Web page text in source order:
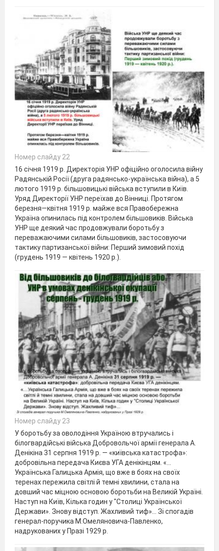
Номер слайду 22
16 січня 1919 р. Директорія УНР офіційно оголосила війну
Радянській Росії (друга радянсько-українська війна), а 5
лютого 1919 р. більшовицькі війська вступили в Київ.
Уряд Директорії УНР переїхав до Вінниці. Протягом
березня—квітня 1919 р. майже вся Правобережна
Україна опинилась під контролем більшовиків. Війська
УНР ще деякий час продовжували боротьбу з
переважаючими силами більшовиків, застосовуючи
тактику партизанської війни: Перший зимовий похід
(грудень 1919 — квітень 1920 p.).
Номер слайду 23
У боротьбу за оволодіння Україною втручались і
білогвардійські війська Добровольчої армії генерала А.
Денікіна 31 серпня 1919 р. — «київська катастрофа»:
добровільна передача Києва УГА денікінцям. «…
Українська Галицька Армія, що вже в боях на своїх
теренах пережила світлі й темні хвилини, стала на
довший час міцною основою боротьби на Великій Україні.
Наступ на Київ, Кілька годин у "Столиці Української
Держави». Знову відступ. Жахливий тиф»... Зі спогадів
генерал-поручика М.Омеляновича-Павленко,
надрукованих у Празі 1929 р.